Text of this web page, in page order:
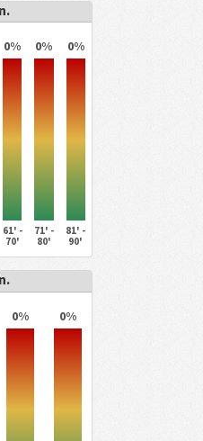
0% 0% 0%
61' -
70'
71' -
80'
81' -
90'
0% 0%